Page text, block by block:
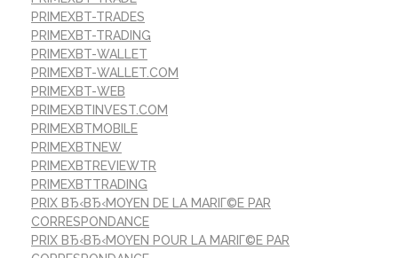
PRIMEXBT-TRADES
PRIMEXBT-TRADING
PRIMEXBT-WALLET
PRIMEXBT-WALLET.COM
PRIMEXBT-WEB
PRIMEXBTINVEST.COM
PRIMEXBTMOBILE
PRIMEXBTNEW
PRIMEXBTREVIEWTR
PRIMEXBTTRADING
PRIX ВЂ‹ВЂ‹MOYEN DE LA MARIГ©E PAR
CORRESPONDANCE
PRIX ВЂ‹ВЂ‹MOYEN POUR LA MARIГ©E PAR